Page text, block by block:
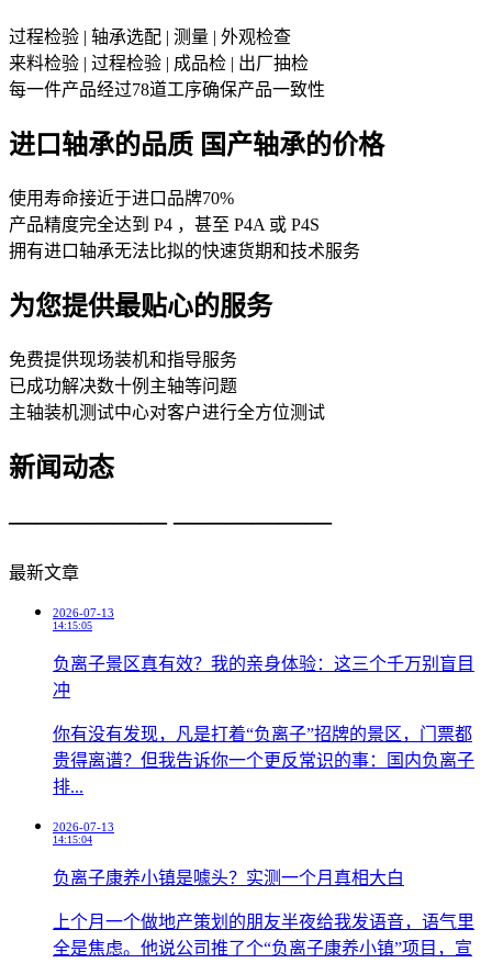
过程检验 | 轴承选配 | 测量 | 外观检查
来料检验 | 过程检验 | 成品检 | 出厂抽检
每一件产品经过78道工序确保产品一致性
进口轴承的品质 国产轴承的价格
使用寿命接近于进口品牌70%
产品精度完全达到 P4 ，甚至 P4A 或 P4S
拥有进口轴承无法比拟的快速货期和技术服务
为您提供最贴心的服务
免费提供现场装机和指导服务
已成功解决数十例主轴等问题
主轴装机测试中心对客户进行全方位测试
新闻动态
—————— ——————
最新文章
2026-07-13
14:15:05
负离子景区真有效？我的亲身体验：这三个千万别盲目
冲
你有没有发现，凡是打着“负离子”招牌的景区，门票都
贵得离谱？但我告诉你一个更反常识的事：国内负离子
排...
2026-07-13
14:15:04
负离子康养小镇是噱头？实测一个月真相大白
上个月一个做地产策划的朋友半夜给我发语音，语气里
全是焦虑。他说公司推了个“负离子康养小镇”项目，宣